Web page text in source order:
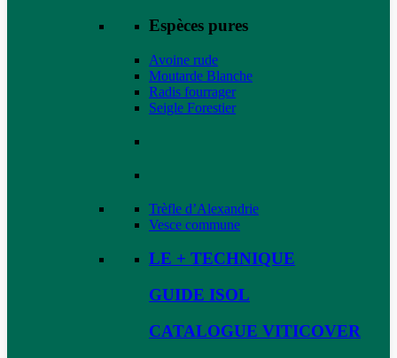
Espèces pures
Avoine rude
Moutarde Blanche
Radis fourrager
Seigle Forestier
Trèfle d’Alexandrie
Vesce commune
LE + TECHNIQUE
GUIDE ISOL
CATALOGUE VITICOVER